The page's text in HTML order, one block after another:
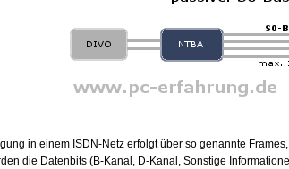
in einem ISDN-Netz erfolgt über so genannte
die Datenbits (B-Kanal, D-Kanal, Sonstige